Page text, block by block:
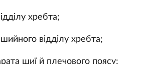
хребта;
відділу хребта;
шиї й плечового поясу;